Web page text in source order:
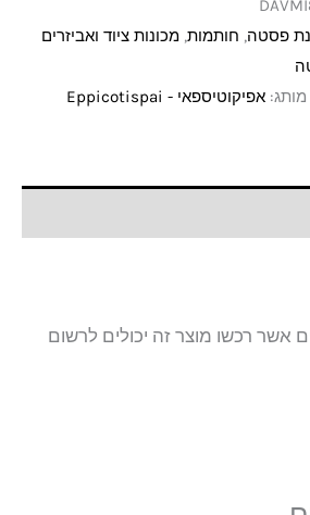
פסטה, חותמות, מכונות ציוד ואביזרים
מותג: אפיקוטיספאי - Eppicotispai
רכשו מוצר זה יכולים לרשום